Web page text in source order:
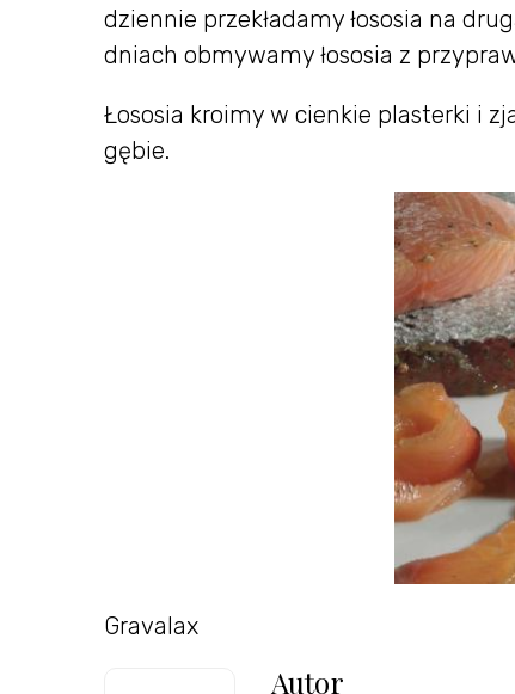
dziennie przekładamy łososia na
dniach obmywamy łososia z
Łososia kroimy w cienkie plasterki i
gębie.
Gravalax
Autor